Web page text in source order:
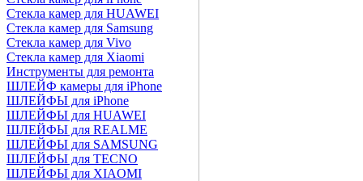
Стекла камер для HUAWEI
Стекла камер для Samsung
Стекла камер для Vivo
Стекла камер для Xiaomi
Инструменты для ремонта
ШЛЕЙФ камеры для iPhone
ШЛЕЙФЫ для iPhone
ШЛЕЙФЫ для HUAWEI
ШЛЕЙФЫ для REALME
ШЛЕЙФЫ для SAMSUNG
ШЛЕЙФЫ для TECNO
ШЛЕЙФЫ для XIAOMI